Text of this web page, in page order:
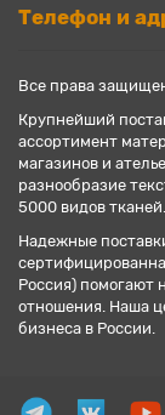
Телефон и
Все права
Крупнейший
ассортимент
магазинов и
разнообразие
5000 видов тканей.
Надежные
Россия) помогают
отношения. Наша
бизнеса в России.